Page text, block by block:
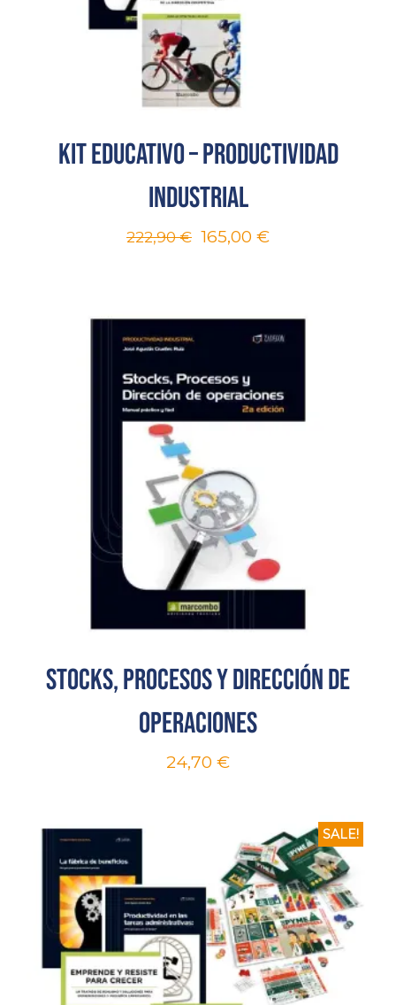
Kit educativo – Productividad
industrial
222,90€ 165,00 €
Stocks, procesos y dirección de
operaciones
24,70 €
SALE!